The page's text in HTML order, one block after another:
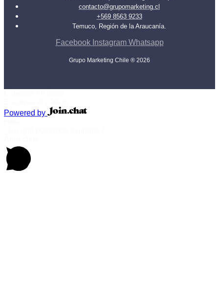
contacto@grupomarketing.cl
+569 8563 9233
Temuco, Región de la Araucanía.
Facebook Instagram Whatsapp
Grupo Marketing Chile ® 2026
Powered by